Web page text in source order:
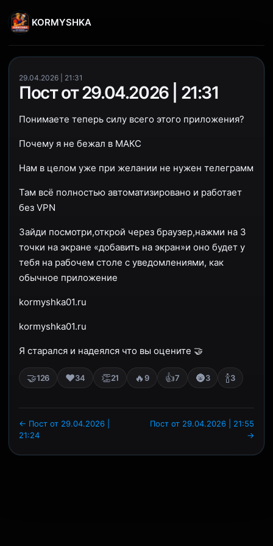
KORMYSHKA
29.04.2026 | 21:31
Пост от 29.04.2026 | 21:31
Понимаете теперь силу всего этого приложения?
Почему я не бежал в МАКС
Нам в целом уже при желании не нужен телеграмм
Там всё полностью автоматизировано и работает
без VPN
Зайди посмотри,открой через браузер,нажми на 3
точки на экране «добавить на экран»и оно будет у
тебя на рабочем столе с уведомлениями, как
обычное приложение
kormyshka01.ru
kormyshka01.ru
Я старался и надеялся что вы оцените 🤝
🤝126 ❤️34 👏21 🔥9 👍7 🌚3 🍾3
← Пост от 29.04.2026 |
21:24
Пост от 29.04.2026 | 21:55
→